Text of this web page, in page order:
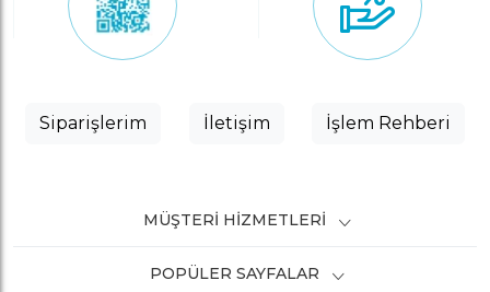
Siparişlerim İletişim İşlem Rehberi
MÜŞTERI HIZMETLERI
POPÜLER SAYFALAR